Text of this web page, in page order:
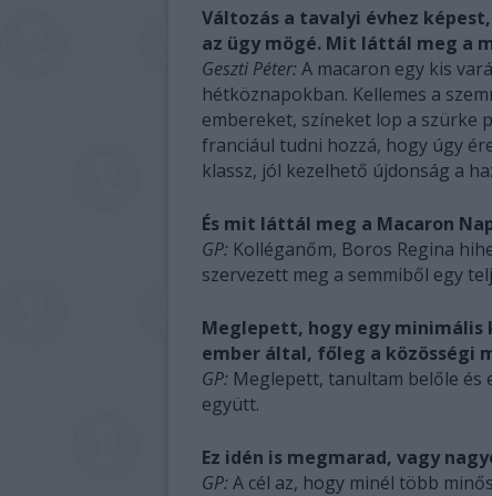
Változás a tavalyi évhez
az ügy mögé. Mit láttál meg a
Geszti Péter:A macaron egy kis
hétköznapokban. Kellemes a
embereket, színeket lop a szürke
franciául tudni hozzá, hogy úgy
klassz, jól kezelhető újdonság a
És mit láttál meg a Macaron
GP: Kolléganőm, Boros Regina
szervezett meg a semmiből egy
Meglepett, hogy egy minimális
ember által, főleg a közösségi
GP: Meglepett, tanultam belőle és
együtt.
Ez idén is megmarad, vagy
GP:A cél az, hogy minél több